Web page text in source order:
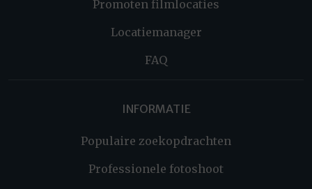
Promoten filmlocaties
Locatiemanager
FAQ
INFORMATIE
Populaire zoekopdrachten
Professionele fotoshoot